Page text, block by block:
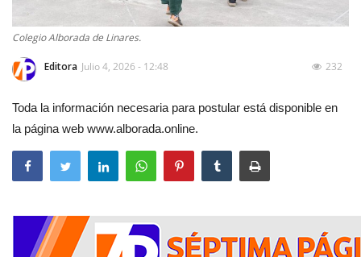
Colegio Alborada de Linares.
Editora Julio 4, 2026 - 12:48 232
Toda la información necesaria para postular está disponible en
la página web www.alborada.online.